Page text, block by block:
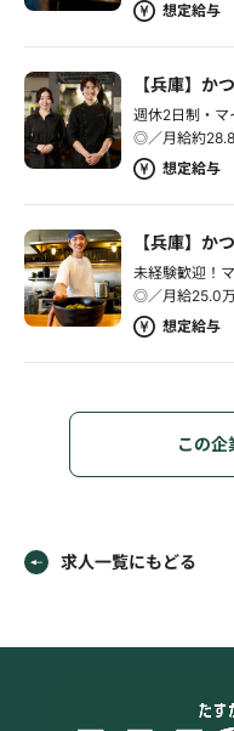
想定給与
【兵庫】か
週休2日制・マ
◎／月給約
想定給与
【兵庫】か
未経験歓迎！
◎／月給25.0
想定給与
この企
求人一覧にもどる